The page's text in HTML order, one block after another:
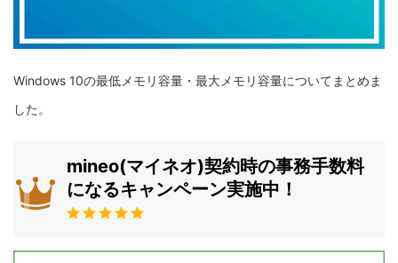
Windows 10の最低メモリ容量・最大メモリ容量についてまとめま
した。
mineo(マイネオ)契約時の事務手数料
になるキャンペーン実施中！